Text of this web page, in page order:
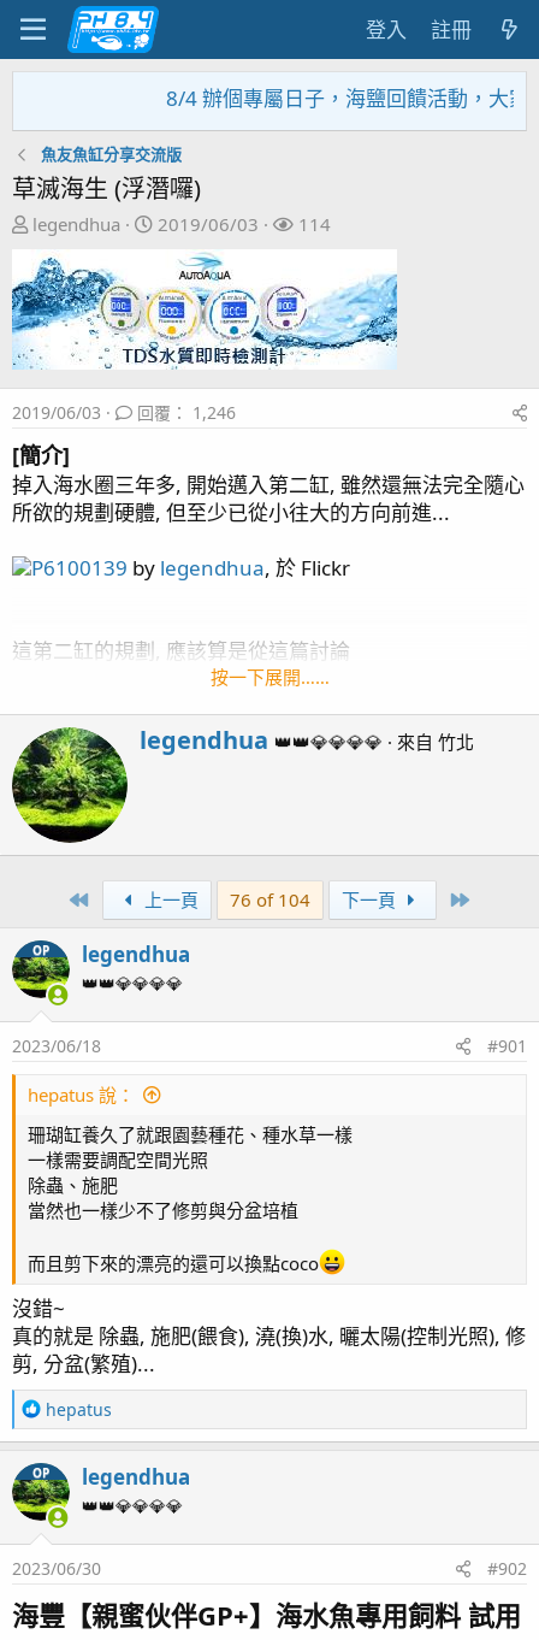
登入 註冊
8/4 辦個專屬日子，海鹽回饋活動，大家趕
魚友魚缸分享交流版
草滅海生 (浮潛囉)
主
發
起
人
legendhua
開
期
2019/06/03
關
114
2019/06/03 回覆： 1,246
[簡介]
掉入海水圈三年多, 開始邁入第二缸, 雖然還無法完全隨心
所欲的規劃硬體, 但至少已從小往大的方向前進...
P6100139 by legendhua, 於 Flickr
這第二缸的規劃, 應該算是從這篇討論
http://www.ph84.idv.tw/vbb/showthread.php?
特別要感謝 扁魚 跟 阿帆 幫忙提了很多會遇到的問題及想
法!
差點忘了還要感謝 海夢老闆 幫我從美國買了些器材回
來...
四呎側濾缸
主馬:Kraken DC-6500
蛋白: Red Sea Reefer Skimmer 600
控制: APEX 2016
造浪:APEX WAV*1 , Nero5*32,
DMP20M*2
滴定:中藍*3 Simalai 4頭滴定 *2 , RedSea 4頭滴定 *1
監測:KHGKHA
燈具:AD2 T5*2, AI 52HD*3,HME Block2*1
*2
藻桶: Tunze 3181
反應器: AQUA MEDI multi reactor S (GFO & 活性碳)
溫控: 分離式冷水機
生物系統: AquaForest
停電方案: UPS (APC BE550G) + 打氣機 (Ehiem air
pump400)
[文章聯結]
page1 啟動
page4 除水面油墨 - WAV設定
page6 魚蝦資料登入 / 橘點蝦虎(1)
page7 硬骨記錄(1) / 鼻涕戰爭 / 加菜囉!(假綿羊蝦幼蝦)
page8 食藻蟹 / 滿月更新 / 一夜白頭
page9 補水設備 / 停電方案 / 蛋白機設置 / 沸石桶設置
按一下展開……
W
e
n
b
legendhua 👑👑💎💎💎💎 · 來自 竹北
First 上一頁 76 of 104 下一頁
OP legendhua
👑👑💎💎💎💎
2023/06/18 #901
hepatus 說：
珊瑚缸養久了就跟園藝種花、種水草一樣
一樣需要調配空間光照
除蟲、施肥
當然也一樣少不了修剪與分盆培植
而且剪下來的漂亮的還可以換點coco
沒錯~
真的就是 除蟲, 施肥(餵食), 澆(換)水, 曬太陽(控制光照), 修
剪, 分盆(繁殖)...
R
e
c
t
i
o
n
：
hepatus
OP legendhua
👑👑💎💎💎💎
2023/06/30 #902
海豐【親蜜伙伴GP+】海水魚專用飼料 試用